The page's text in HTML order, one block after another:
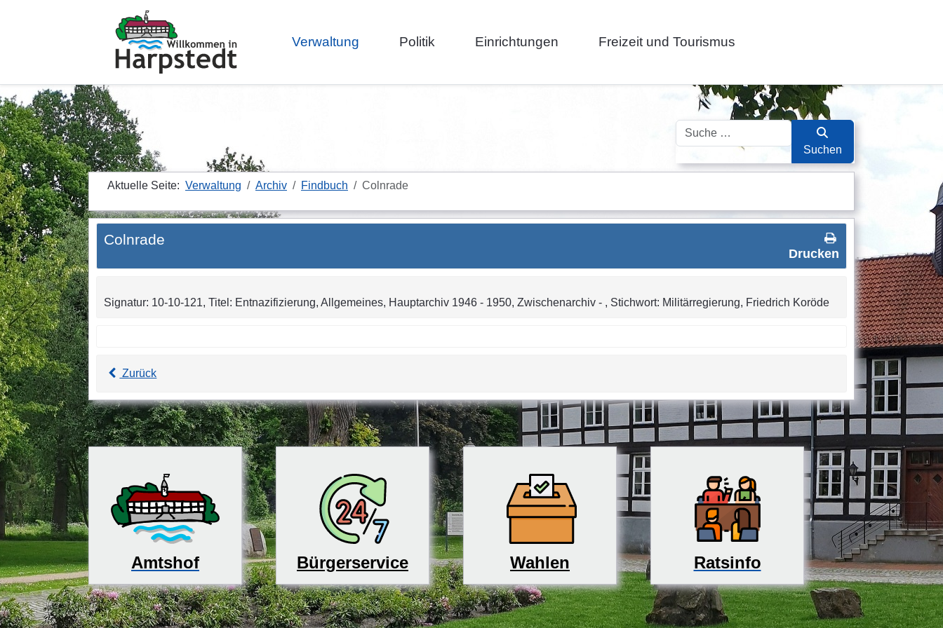
Verwaltung Politik Einrichtungen Freizeit und Tourismus
Suchen
Suchen
Aktuelle Seite: Verwaltung Archiv Findbuch Colnrade
Drucken
Colnrade
Signatur: 10-10-121, Titel: Entnazifizierung, Allgemeines, Hauptarchiv 1946 - 1950, Zwischenarchiv - , Stichwort: Militärregierung, Friedrich Koröde
Zurück
Amtshof Bürgerservice Wahlen Ratsinfo